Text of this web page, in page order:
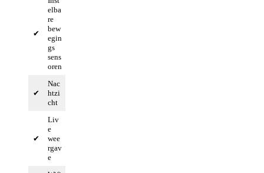
✔
elba
re
bew
egin
gs
sens
oren
✔
Nac
htzi
cht
✔
Liv
e
wee
rgav
e